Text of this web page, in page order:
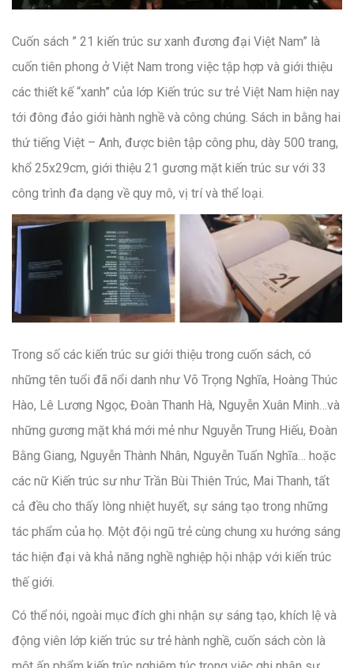
Cuốn sách ” 21 kiến trúc sư xanh đương đại Việt Nam” là
cuốn tiên phong ở Việt Nam trong việc tập hợp và giới thiệu
các thiết kế “xanh” của lớp Kiến trúc sư trẻ Việt Nam hiện nay
tới đông đảo giới hành nghề và công chúng. Sách in bằng hai
thứ tiếng Việt – Anh, được biên tập công phu, dày 500 trang,
khổ 25x29cm, giới thiệu 21 gương mặt kiến trúc sư với 33
công trình đa dạng về quy mô, vị trí và thể loại.
Trong số các kiến trúc sư giới thiệu trong cuốn sách, có
những tên tuổi đã nổi danh như Võ Trọng Nghĩa, Hoàng Thúc
Hào, Lê Lương Ngọc, Đoàn Thanh Hà, Nguyễn Xuân Minh…và
những gương mặt khá mới mẻ như Nguyễn Trung Hiếu, Đoàn
Bằng Giang, Nguyễn Thành Nhân, Nguyễn Tuấn Nghĩa… hoặc
các nữ Kiến trúc sư như Trần Bùi Thiên Trúc, Mai Thanh, tất
cả đều cho thấy lòng nhiệt huyết, sự sáng tạo trong những
tác phẩm của họ. Một đội ngũ trẻ cùng chung xu hướng sáng
tác hiện đại và khả năng nghề nghiệp hội nhập với kiến trúc
thế giới.
Có thể nói, ngoài mục đích ghi nhận sự sáng tạo, khích lệ và
động viên lớp kiến trúc sư trẻ hành nghề, cuốn sách còn là